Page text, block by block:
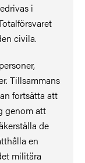
i
civila.
Tillsammans
fortsätta att
genom att
de
en
militära